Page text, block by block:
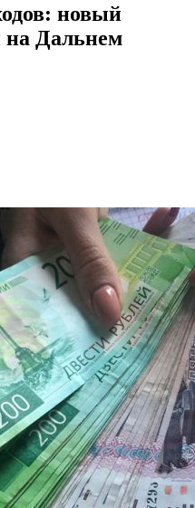
новый
на Дальнем